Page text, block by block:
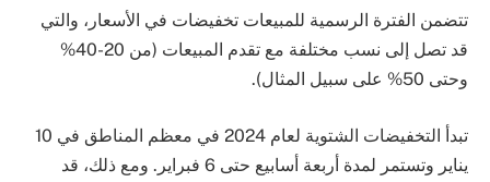
تتضمن الفترة الرسمية للمبيعات تخفيضات في الأسعار، والتي
قد تصل إلى نسب مختلفة مع تقدم المبيعات (من 20-40%
وحتى 50% على سبيل المثال).
تبدأ التخفيضات الشتوية لعام 2024 في معظم المناطق في 10
يناير وتستمر لمدة أربعة أسابيع حتى 6 فبراير. ومع ذلك، قد